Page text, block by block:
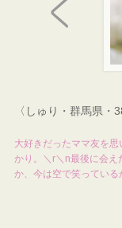
〈しゅり・群馬県・
大好きだったママ友を
かり。＼r＼n最後に会え
か、今は空で笑っている